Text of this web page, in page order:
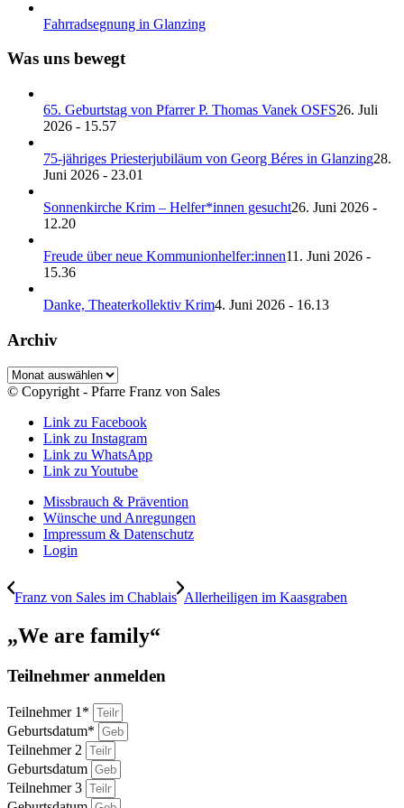
Fahrradsegnung in Glanzing
Was uns bewegt
65. Geburtstag von Pfarrer P. Thomas Vanek OSFS26. Juli
2026 - 15.57
75-jähriges Priesterjubiläum von Georg Béres in Glanzing28.
Juni 2026 - 23.01
Sonnenkirche Krim – Helfer*innen gesucht26. Juni 2026 -
12.20
Freude über neue Kommunionhelfer:innen11. Juni 2026 -
15.36
Danke, Theaterkollektiv Krim4. Juni 2026 - 16.13
Archiv
Archiv
© Copyright - Pfarre Franz von Sales
Link zu Facebook
Link zu Instagram
Link zu WhatsApp
Link zu Youtube
Missbrauch & Prävention
Wünsche und Anregungen
Impressum & Datenschutz
Login
Franz von Sales im Chablais Allerheiligen im Kaasgraben
„We are family“
Teilnehmer anmelden
Teilnehmer 1*
Geburtsdatum*
Teilnehmer 2
Geburtsdatum
Teilnehmer 3